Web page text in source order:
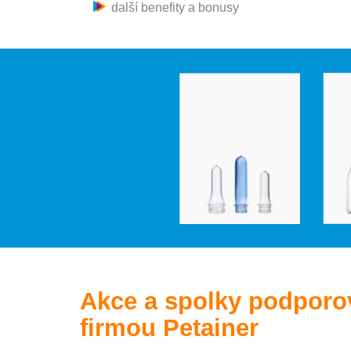
další benefity a bonusy
Akce a spolky
firmou Petainer